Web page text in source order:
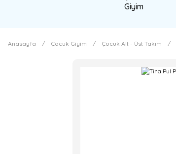
Anasayfa Çocuk Giyim Çocuk Alt - Üst Takım